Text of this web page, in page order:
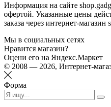
Информация на сайте
офертой. Указанные цены
заказа через интернет-магазин
Мы в социальных сетях
Нравится магазин?
Оцени его на Яндекс.Маркет
© 2008 — 2026, Интернет-
Форма